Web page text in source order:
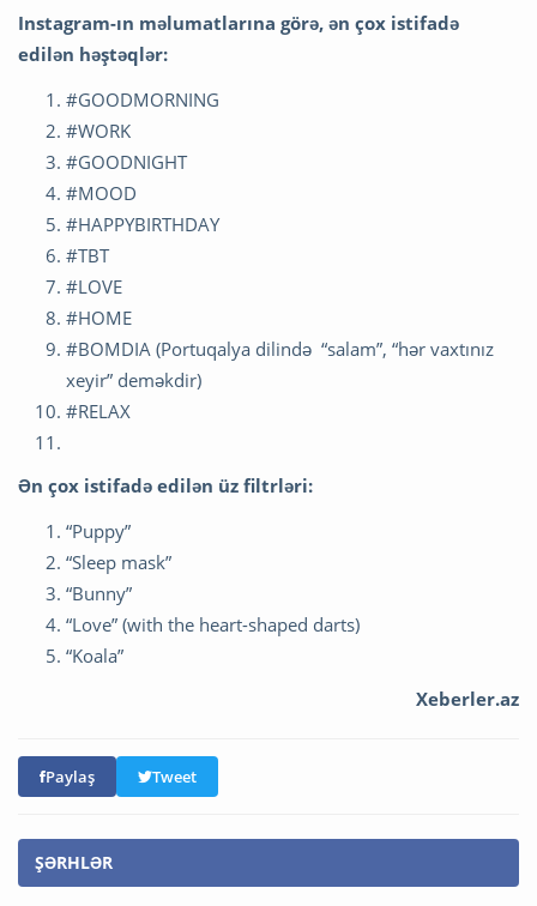
Instagram-ın məlumatlarına görə, ən çox istifadə
edilən həştəqlər:
#GOODMORNING
#WORK
#GOODNIGHT
#MOOD
#HAPPYBIRTHDAY
#TBT
#LOVE
#HOME
#BOMDIA (Portuqalya dilində “salam”, “hər vaxtınız
xeyir” deməkdir)
#RELAX
Ən çox istifadə edilən üz filtrləri:
“Puppy”
“Sleep mask”
“Bunny”
“Love” (with the heart-shaped darts)
“Koala”
Xeberler.az
Paylaş Tweet
ŞƏRHLƏR